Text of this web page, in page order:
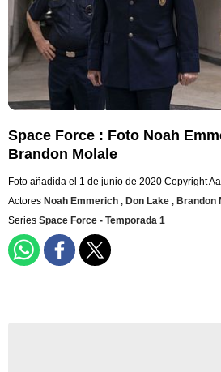
Space Force : Foto Noah
Brandon Molale
Foto añadida el 1 de junio de 2020 Copyright
Actores Noah Emmerich , Don Lake , Brandon
Series Space Force - Temporada 1